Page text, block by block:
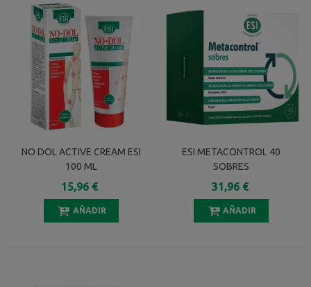
NO DOL ACTIVE CREAM ESI
100 ML
15,96 €
AÑADIR
ESI METACONTROL 40
SOBRES
31,96 €
AÑADIR